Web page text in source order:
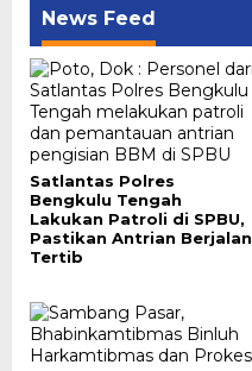
News Feed
Satlantas Polres
Bengkulu Tengah
Lakukan Patroli di SPBU,
Pastikan Antrian Berjalan
Tertib